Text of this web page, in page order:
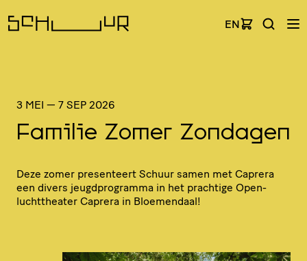
EN
3 MEI — 7 SEP 2026
Familie Zomer Zondagen
Deze zomer presenteert Schuur samen met Caprera
een divers jeugd­pro­gramma in het prachtige Open­
lucht­the­ater Caprera in Bloemendaal!